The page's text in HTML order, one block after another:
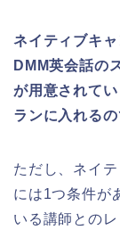
ネイティブキ
DMM英会話の
が用意されて
ランに入れる
ただし、ネイ
には1つ条件が
いる講師との